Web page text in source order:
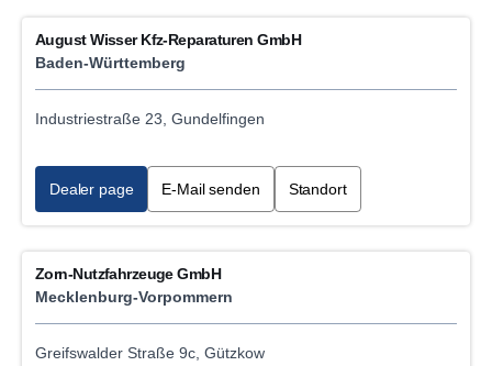
August Wisser Kfz-Reparaturen GmbH
Baden-Württemberg
Industriestraße 23, Gundelfingen
Dealer page E-Mail senden Standort
Zorn-Nutzfahrzeuge GmbH
Mecklenburg-Vorpommern
Greifswalder Straße 9c, Gützkow